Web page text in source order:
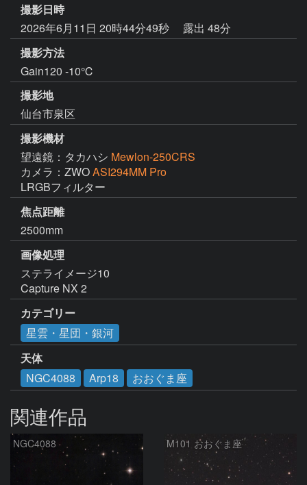
撮影日時
2026年6月11日 20時44分49秒
露出 48分
撮影方法
Gain120 -10℃
撮影地
仙台市泉区
撮影機材
望遠鏡：タカハシ Mewlon-250CRS
カメラ：ZWOASI294MM Pro
LRGBフィルター
焦点距離
2500mm
画像処理
ステライメージ10
Capture NX 2
カテゴリー
星雲・星団・銀河
天体
NGC4088
Arp18 おおぐま座
関連作品
NGC4088 M101 おおぐま座